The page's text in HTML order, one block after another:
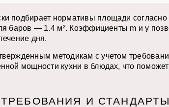
подбирает нормативы площади
баров — 1.4 м². Коэффициенты m и y
дня.
методикам с учетом
мощности кухни в блюдах, что
И